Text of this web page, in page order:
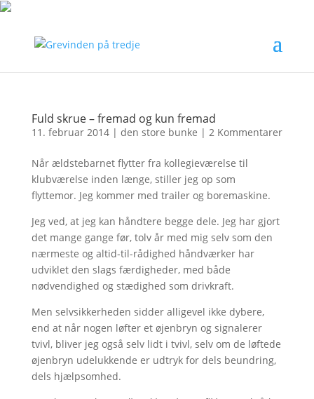
Fuld skrue – fremad og kun fremad
11. februar 2014| den store bunke | 2 Kommentarer
Når ældstebarnet flytter fra kollegieværelse til
klubværelse inden længe, stiller jeg op som
flyttemor. Jeg kommer med trailer og boremaskine.
Jeg ved, at jeg kan håndtere begge dele. Jeg har gjort
det mange gange før, tolv år med mig selv som den
nærmeste og altid-til-rådighed håndværker har
udviklet den slags færdigheder, med både
nødvendighed og stædighed som drivkraft.
Men selvsikkerheden sidder alligevel ikke dybere,
end at når nogen løfter et øjenbryn og signalerer
tvivl, bliver jeg også selv lidt i tvivl, selv om de løftede
øjenbryn udelukkende er udtryk for dels beundring,
dels hjælpsomhed.